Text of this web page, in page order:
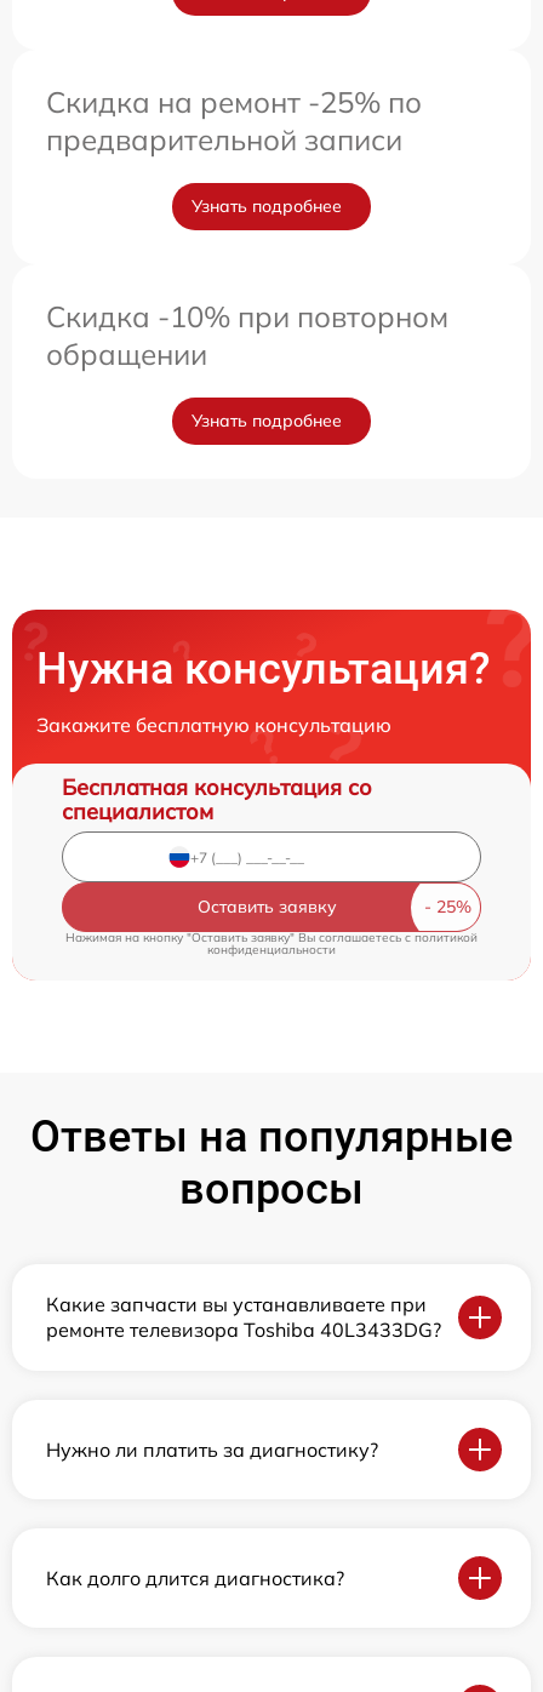
Скидка на ремонт -25% по
предварительной записи
Узнать подробнее
Скидка -10% при повторном
обращении
Узнать подробнее
Нужна консультация?
Закажите бесплатную консультацию
Бесплатная консультация со
специалистом
Оставить заявку
Нажимая на кнопку "Оставить заявку" Вы соглашаетесь c политикой
конфиденциальности
Ответы на популярные
вопросы
Какие запчасти вы устанавливаете при
ремонте телевизора Toshiba 40L3433DG?
Нужно ли платить за диагностику?
Как долго длится диагностика?